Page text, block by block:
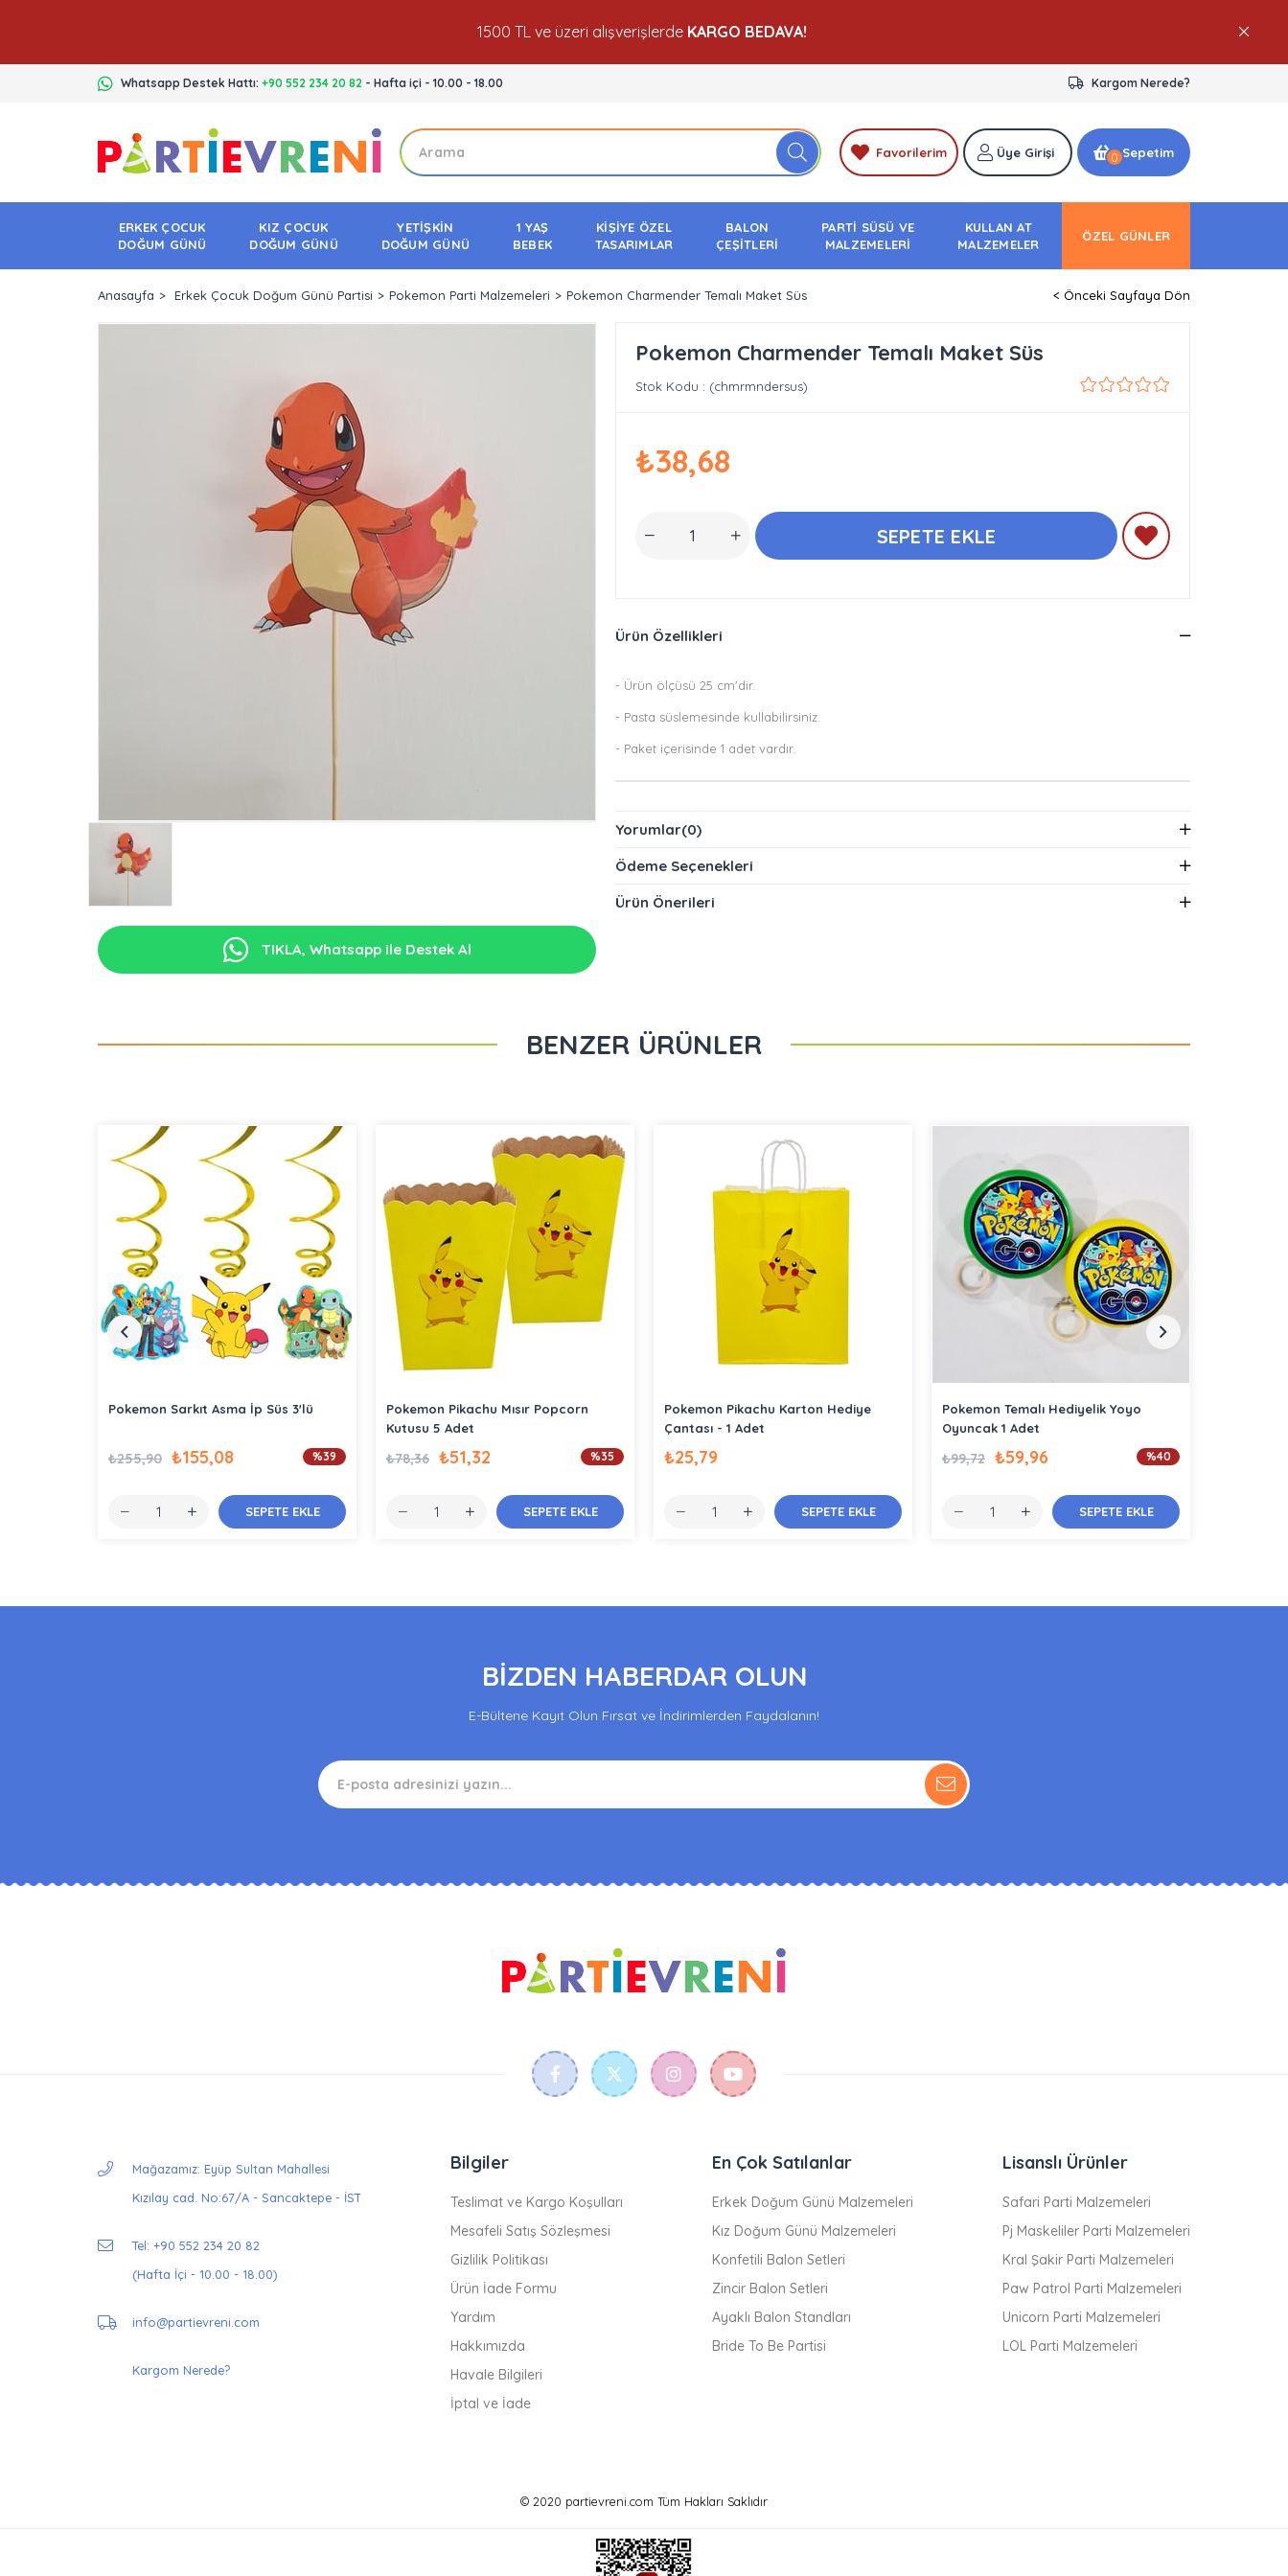
1500 TL ve üzeri alışverişlerde KARGO BEDAVA!
Whatsapp Destek Hattı: +90 552 234 20 82 - Hafta içi - 10.00 - 18.00 Kargom Nerede?
Sepetim
0
Üye Girişi
Favorilerim
ERKEK ÇOCUK
DOĞUM GÜNÜ
KIZ ÇOCUK
DOĞUM GÜNÜ
YETİŞKİN
DOĞUM GÜNÜ
1 YAŞ
BEBEK
KİŞİYE ÖZEL
TASARIMLAR
BALON
ÇEŞİTLERİ
PARTİ SÜSÜ VE
MALZEMELERİ
KULLAN AT
MALZEMELER
ÖZEL GÜNLER
Anasayfa Erkek Çocuk Doğum Günü Partisi Pokemon Parti Malzemeleri Pokemon Charmender Temalı Maket Süs < Önceki Sayfaya Dön
TIKLA, Whatsapp ile Destek Al
Pokemon Charmender Temalı Maket Süs
Stok Kodu (chmrmndersus)
₺38,68
Ürün Özellikleri
- Ürün ölçüsü 25 cm'dir.
- Pasta süslemesinde kullabilirsiniz.
- Paket içerisinde 1 adet vardır.
Yorumlar(0)
Ödeme Seçenekleri
Ürün Önerileri
BENZER ÜRÜNLER
Pokemon Sarkıt Asma İp Süs 3'lü
₺155,08
₺255,90
SEPETE EKLE
%39
Pokemon Pikachu Mısır Popcorn
Kutusu 5 Adet
₺51,32
₺78,36
SEPETE EKLE
%35
Pokemon Pikachu Karton Hediye
Çantası - 1 Adet
₺25,79
SEPETE EKLE
Pokemon Temalı Hediyelik Yoyo
Oyuncak 1 Adet
₺59,96
₺99,72
SEPETE EKLE
%40
BİZDEN HABERDAR OLUN
E-Bültene Kayıt Olun Fırsat ve İndirimlerden Faydalanın!
Mağazamız: Eyüp Sultan Mahallesi
Kızılay cad. No:67/A - Sancaktepe - İST
Tel: +90 552 234 20 82
(Hafta İçi - 10.00 - 18.00)
info@partievreni.com
Kargom Nerede?
Bilgiler
Teslimat ve Kargo Koşulları
Mesafeli Satış Sözleşmesi
Gizlilik Politikası
Ürün İade Formu
Yardım
Hakkımızda
Havale Bilgileri
İptal ve İade
En Çok Satılanlar
Erkek Doğum Günü Malzemeleri
Kız Doğum Günü Malzemeleri
Konfetili Balon Setleri
Zincir Balon Setleri
Ayaklı Balon Standları
Bride To Be Partisi
Lisanslı Ürünler
Safari Parti Malzemeleri
Pj Maskeliler Parti Malzemeleri
Kral Şakir Parti Malzemeleri
Paw Patrol Parti Malzemeleri
Unicorn Parti Malzemeleri
LOL Parti Malzemeleri
© 2020 partievreni.com Tüm Hakları Saklıdır